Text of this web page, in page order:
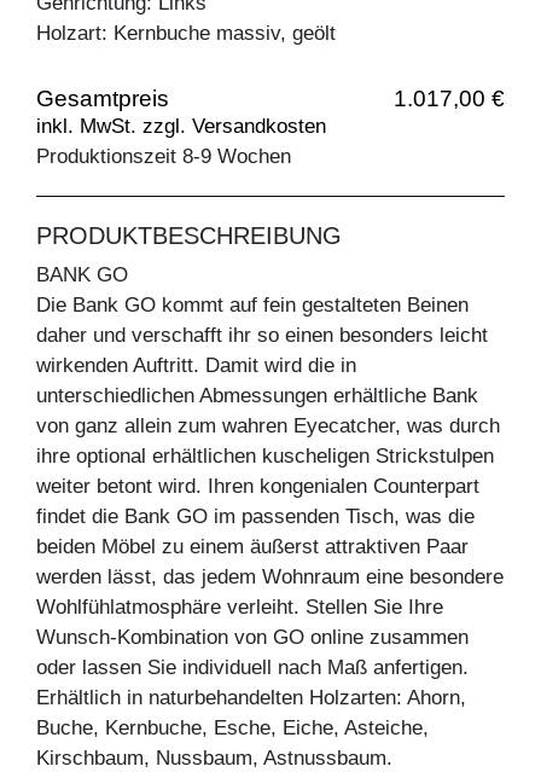
Holzart: Kernbuche massiv, geölt
Gesamtpreis 1.017,00 €
inkl. MwSt. zzgl. Versandkosten
Produktionszeit 8-9 Wochen
PRODUKTBESCHREIBUNG
BANK GO
Die Bank GO kommt auf fein gestalteten Beinen
daher und verschafft ihr so einen besonders leicht
wirkenden Auftritt. Damit wird die in
unterschiedlichen Abmessungen erhältliche Bank
von ganz allein zum wahren Eyecatcher, was durch
ihre optional erhältlichen kuscheligen Strickstulpen
weiter betont wird. Ihren kongenialen Counterpart
findet die Bank GO im passenden Tisch, was die
beiden Möbel zu einem äußerst attraktiven Paar
werden lässt, das jedem Wohnraum eine besondere
Wohlfühlatmosphäre verleiht. Stellen Sie Ihre
Wunsch-Kombination von GO online zusammen
oder lassen Sie individuell nach Maß anfertigen.
Erhältlich in naturbehandelten Holzarten: Ahorn,
Buche, Kernbuche, Esche, Eiche, Asteiche,
Kirschbaum, Nussbaum, Astnussbaum.